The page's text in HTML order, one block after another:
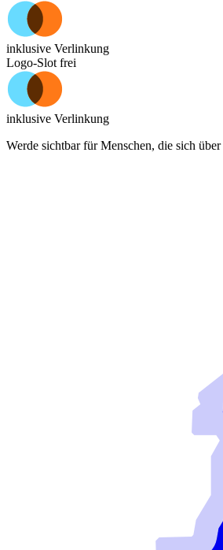
inklusive Verlinkung
Logo-Slot frei
inklusive Verlinkung
Werde sichtbar für Menschen, die sich über